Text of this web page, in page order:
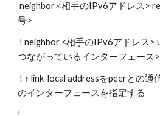
neighbor <相手のIPv6アドレス> remote-as <相手のAS番
号>
つながっているインターフェース>
のインターフェースを指定する